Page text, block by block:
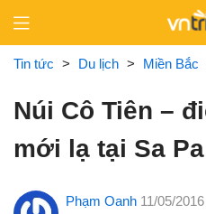
content
Tin tức > Du lịch > Miền Bắc
Núi Cô Tiên –
mới lạ tại Sa Pa
Phạm Oanh 11/05/2016